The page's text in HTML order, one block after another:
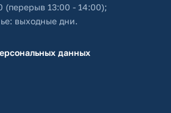
(перерыв 13:00 - 14:00);
выходные дни.
данных